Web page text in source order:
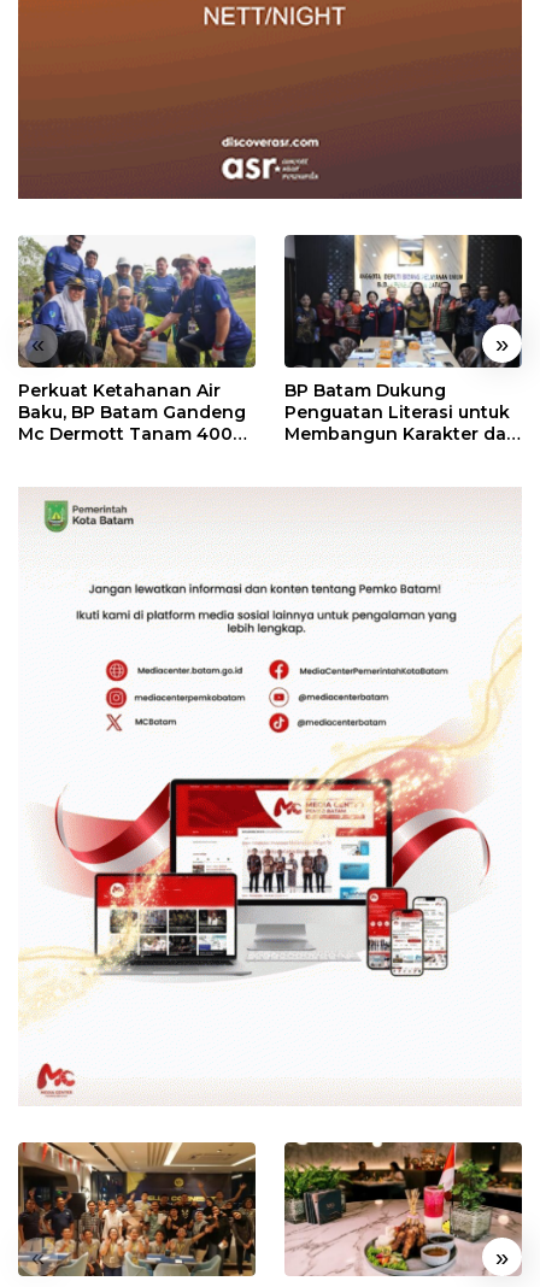
« »
Perkuat Ketahanan Air
Baku, BP Batam Gandeng
Mc Dermott Tanam 400
BP Batam Dukung
Penguatan Literasi untuk
Membangun Karakter dan
« »